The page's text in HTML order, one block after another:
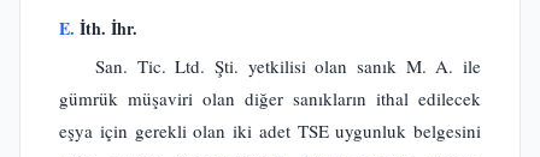
E. İth. İhr.
San. Tic. Ltd. Şti. yetkilisi olan sanık M. A. ile
gümrük müşaviri olan diğer sanıkların ithal edilecek
eşya için gerekli olan iki adet TSE uygunluk belgesini